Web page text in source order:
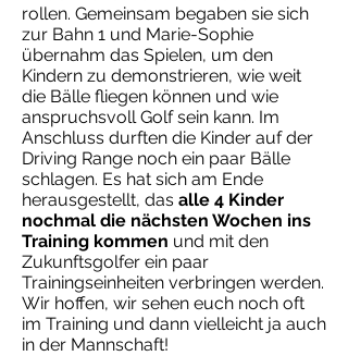
rollen. Gemeinsam begaben sie sich
zur Bahn 1 und Marie-Sophie
übernahm das Spielen, um den
Kindern zu demonstrieren, wie weit
die Bälle fliegen können und wie
anspruchsvoll Golf sein kann. Im
Anschluss durften die Kinder auf der
Driving Range noch ein paar Bälle
schlagen. Es hat sich am Ende
herausgestellt, das alle 4 Kinder
nochmal die nächsten Wochen ins
Training kommen und mit den
Zukunftsgolfer ein paar
Trainingseinheiten verbringen werden.
Wir hoffen, wir sehen euch noch oft
im Training und dann vielleicht ja auch
in der Mannschaft!